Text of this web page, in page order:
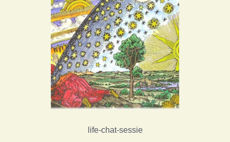
life-chat-sessie